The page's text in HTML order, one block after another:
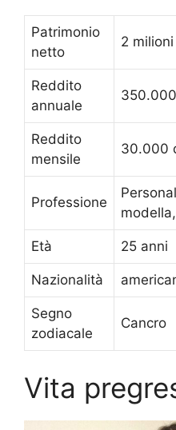
Patrimonio
netto
2
Reddito
annuale
Reddito
mensile
30.000
Professione
Età 25 anni
Nazionalità
Segno
zodiacale
Cancro
Vita